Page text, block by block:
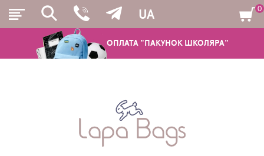
ОПЛАТА "ПАКУНОК ШКОЛЯРА"
UA
ШКІЛЬНІ РЮКЗАКИ ТА РАНЦІ
0